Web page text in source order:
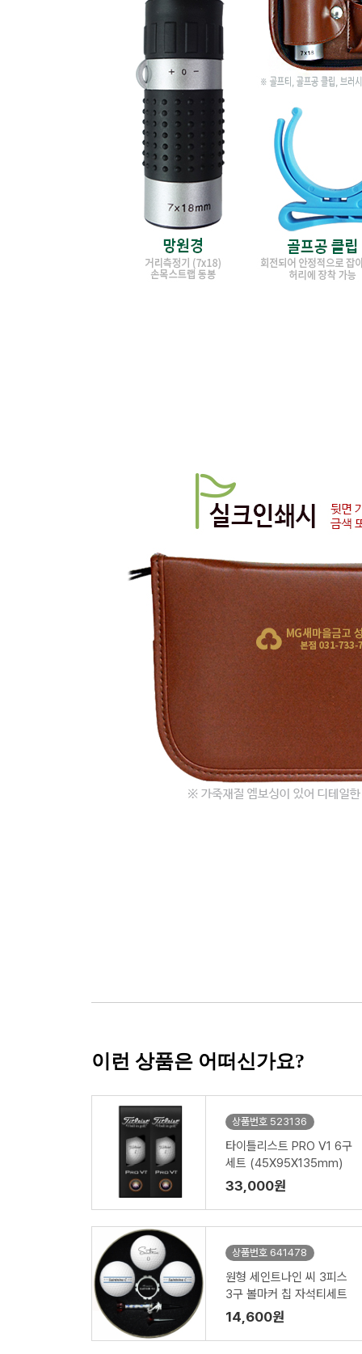
이런 상품은 어떠신가요?
상품번호 523136
타이틀리스트 PRO V1 6구
세트 (45X95X135mm)
33,000원
상품번호 641478
원형 세인트나인 씨 3피스
3구 볼마커 칩 자석티세트
14,600원